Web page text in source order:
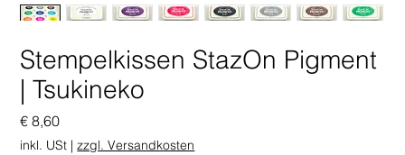
Stempelkissen StazOn Pigment
| Tsukineko
€ 8,60Preis
inkl. USt |zzgl. Versandkosten